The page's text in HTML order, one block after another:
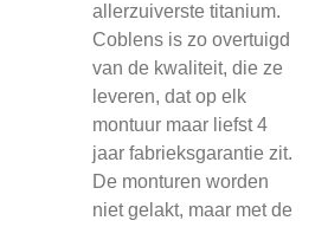
allerzuiverste titanium.
Coblens is zo overtuigd
van de kwaliteit, die ze
leveren, dat op elk
montuur maar liefst 4
jaar fabrieksgarantie zit.
De monturen worden
niet gelakt, maar met de